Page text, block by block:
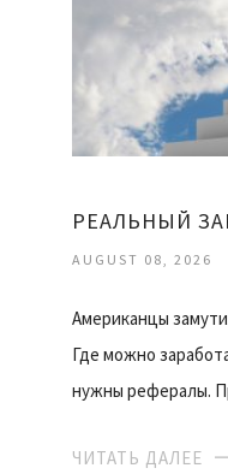
РЕАЛЬНЫЙ
AUGUST 08, 2026
Американцы
Где можно
нужны рефералы.
ЧИТАТЬ ДАЛЕЕ